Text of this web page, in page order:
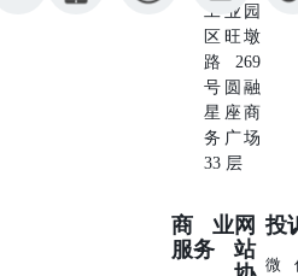
工业园
区旺墩
路269
号圆融
星座商
务广场
33 层
商业
服务
网
站
投
微